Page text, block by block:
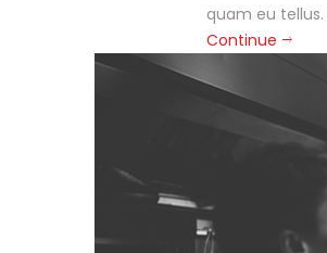
quam eu tellus.
Continue